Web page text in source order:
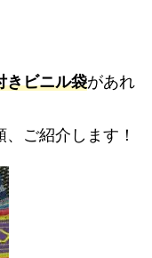
きビニル袋があれ
ご紹介します！